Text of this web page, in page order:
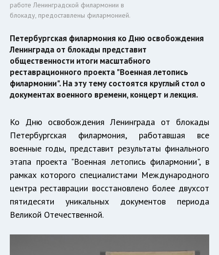
работе Ленинградской филармонии в
блокаду, предоставлены филармонией.
Петербургская филармония ко Дню освобождения
Ленинграда от блокады представит
общественности итоги масштабного
реставрационного проекта "Военная летопись
филармонии". На эту тему состоятся круглый стол о
документах военного времени, концерт и лекция.
Ко Дню освобождения Ленинграда от блокады
Петербургская филармония, работавшая все
военные годы, представит результаты финального
этапа проекта "Военная летопись филармонии", в
рамках которого специалистами Международного
центра реставрации восстановлено более двухсот
пятидесяти уникальных документов периода
Великой Отечественной.